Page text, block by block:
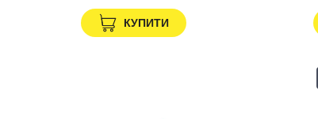
КУПИТИ